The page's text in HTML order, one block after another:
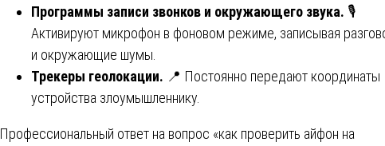
Программы записи звонков и окружающего звука. 🎙️
Активируют микрофон в фоновом режиме, записывая
и окружающие шумы.
Трекеры геолокации. 📍 Постоянно передают координаты
устройства злоумышленнику.
Профессиональный ответ на вопрос «как проверить айфон на